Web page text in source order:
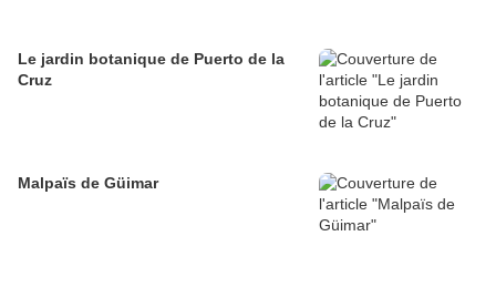
Le jardin botanique de Puerto de la
Cruz
Malpaïs de Güimar